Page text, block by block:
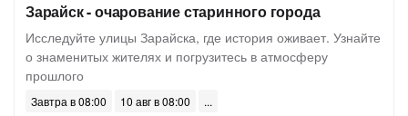
Зарайск - очарование старинного города
Исследуйте улицы Зарайска, где история оживает. Узнайте
о знаменитых жителях и погрузитесь в атмосферу
прошлого
Завтра в 08:00
10 авг в 08:00